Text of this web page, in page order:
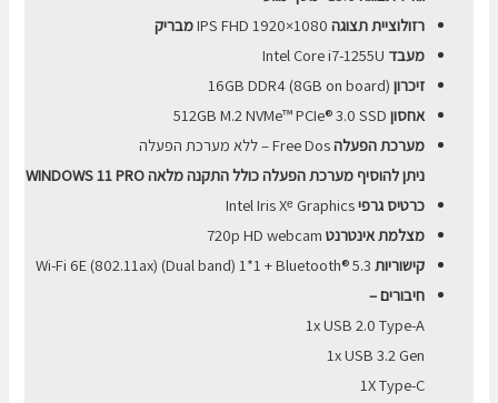
רזולוציית תצוגה
IPS FHD 1920×1080
מבריק
מעבד Intel Core i7-1255U
זיכרון 16GB DDR4 (8GB on board)
אחסון 512GB M.2 NVMe™ PCIe® 3.0 SSD
מערכת הפעלהFree Dos – ללא מערכת הפעלה
ניתן להוסיף מערכת הפעלה כולל התקנה מלאה WINDOWS 11 PRO
כרטיס גרפיIntel Iris Xᵉ Graphics
מצלמת אינטרנט 720p HD webcam
קישוריות Wi-Fi 6E (802.11ax) (Dual band) 1*1 + Bluetooth® 5.3
חיבורים –
1x USB 2.0 Type-A
1x USB 3.2 Gen
1X Type-C